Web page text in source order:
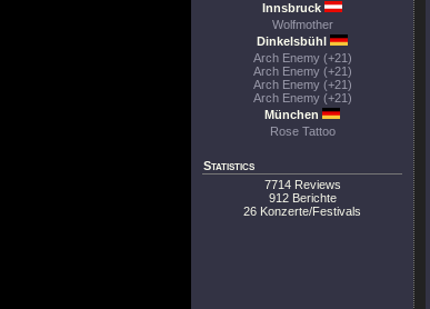
Innsbruck
Wolfmother
Dinkelsbühl
Arch Enemy (+21)
Arch Enemy (+21)
Arch Enemy (+21)
Arch Enemy (+21)
München
Rose Tattoo
Statistics
7714 Reviews
912 Berichte
26 Konzerte/Festivals